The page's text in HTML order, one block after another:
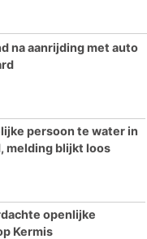
na aanrijding met auto
persoon te water in
melding blijkt loos
openlijke
Kermis